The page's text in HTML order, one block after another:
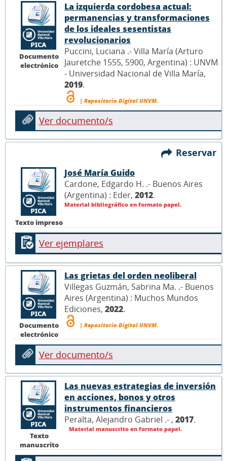
Documento
electrónico
La izquierda cordobesa actual:
permanencias y transformaciones
de los ideales sesentistas
revolucionarios
Puccini, Luciana .- Villa María (Arturo
Jauretche 1555, 5900, Argentina) : UNVM
- Universidad Nacional de Villa María,
2019.
| Repositorio Digital UNVM.
Ver documento/s
Reservar
Texto impreso
José María Guido
Cardone, Edgardo H. .- Buenos Aires
(Argentina) : Eder, 2012.
Material bibliográfico en formato papel.
Ver ejemplares
Documento
electrónico
Las grietas del orden neoliberal
Villegas Guzmán, Sabrina Ma. .- Buenos
Aires (Argentina) : Muchos Mundos
Ediciones, 2022.
| Repositorio Digital UNVM.
Ver documento/s
Texto
manuscrito
Las nuevas estrategias de inversión
en acciones, bonos y otros
instrumentos financieros
Peralta, Alejandro Gabriel .- , 2017.
Material manuscrito en formato papel.